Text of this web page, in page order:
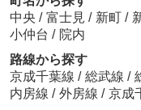
中央 / 富士見 / 新町 /
小仲台 / 院内
路線から探す
京成千葉線 / 総武線 /
内房線 / 外房線 / 京成